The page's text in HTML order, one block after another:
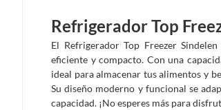
Refrigerador Top
El Refrigerador Top Freezer
eficiente y compacto. Con una
ideal para almacenar tus alimentos y
Su diseño moderno y funcional se
capacidad. ¡No esperes más para